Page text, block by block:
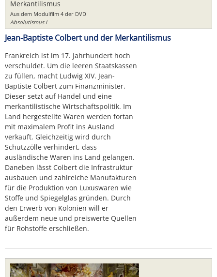
Merkantilismus
Aus dem Modulfilm 4 der DVD
Absolutismus I
Jean-Baptiste Colbert und der Merkantilismus
Frankreich ist im 17. Jahrhundert hoch
verschuldet. Um die leeren Staatskassen
zu füllen, macht Ludwig XIV. Jean-
Baptiste Colbert zum Finanzminister.
Dieser setzt auf Handel und eine
merkantilistische Wirtschaftspolitik. Im
Land hergestellte Waren werden fortan
mit maximalem Profit ins Ausland
verkauft. Gleichzeitig wird durch
Schutzzölle verhindert, dass
ausländische Waren ins Land gelangen.
Daneben lässt Colbert die Infrastruktur
ausbauen und zahlreiche Manufakturen
für die Produktion von Luxuswaren wie
Stoffe und Spiegelglas gründen. Durch
den Erwerb von Kolonien will er
außerdem neue und preiswerte Quellen
für Rohstoffe erschließen.